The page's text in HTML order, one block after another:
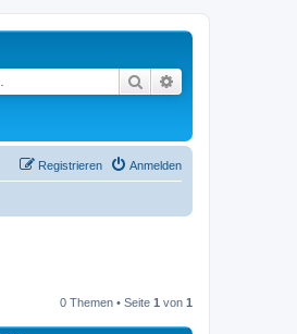
Suche
Anmelden
Registrieren
0 Themen • Seite 1 von 1